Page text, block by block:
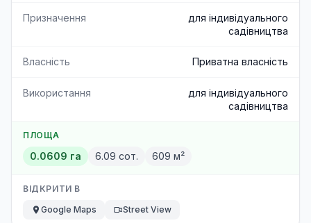
Призначення
для індивідуального
садівництва
Власність Приватна власність
Використання
для індивідуального
садівництва
ПЛОЩА
0.0609 га 6.09 сот. 609 м²
ВІДКРИТИ В
Google Maps
Street View